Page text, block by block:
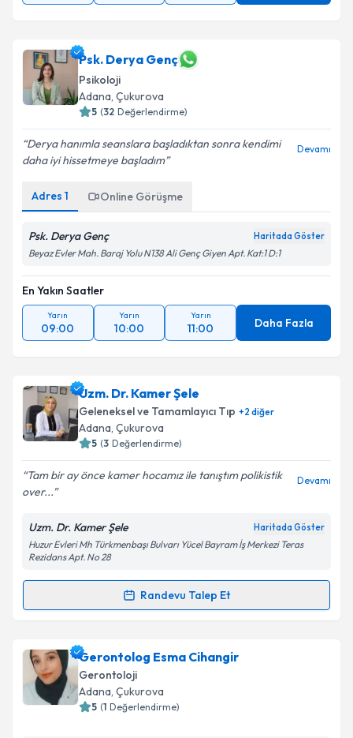
Psk. Derya Genç
Psikoloji
Adana, Çukurova
5 (32 Değerlendirme)
Derya hanımla seanslara başladıktan sonra kendimi
daha iyi hissetmeye başladım
Devamı
Adres 1 Online Görüşme
Psk. Derya Genç Haritada Göster
Beyaz Evler Mah. Baraj Yolu N138 Ali Genç Giyen Apt. Kat:1 D:1
En Yakın Saatler
Yarın
09:00
Yarın
10:00
Yarın
11:00 Daha Fazla
Uzm. Dr. Kamer Şele
Geleneksel ve Tamamlayıcı Tıp +2 diğer
Adana, Çukurova
5 (3 Değerlendirme)
Tam bir ay önce kamer hocamız ile tanıştım polikistik
over...
Devamı
Uzm. Dr. Kamer Şele Haritada Göster
Huzur Evleri Mh Türkmenbaşı Bulvarı Yücel Bayram İş Merkezi Teras
Rezidans Apt. No 28
Randevu Talep Et
Randevu Takvimi Talebi
Uzm. Dr. Kamer Şeleiçin randevu takvimi talebi
oluşturun. Size bu uzmandan randevu almanız için bir
takvim hazırlandığında e-posta ile bilgilendireceğiz.
Gerontolog Esma Cihangir
Gerontoloji
Adana, Çukurova
5 (1 Değerlendirme)